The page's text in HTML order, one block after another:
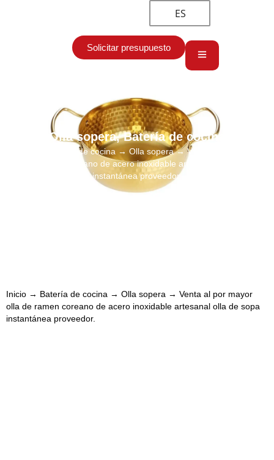
ES
Solicitar presupuesto
Olla sopera,Batería de cocina
Batería de cocina → Olla sopera→ Venta al por mayor
olla de ramen coreano de acero inoxidable artesanal olla de sopa
instantánea proveedor.
Inicio → Batería de cocina → Olla sopera → Venta al por mayor
olla de ramen coreano de acero inoxidable artesanal olla de sopa
instantánea proveedor.